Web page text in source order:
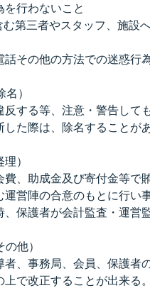
を行わないこと
第三者やスタッフ、施設
その他の方法での迷惑行
）
反する等、注意・警告して
した際は、除名することがあ
）
費、助成金及び寄付金等で
運営陣の合意のもとに行い
、保護者が会計監査・運営
他）
者、事務局、会員、保護者
上で改正することが出来る。